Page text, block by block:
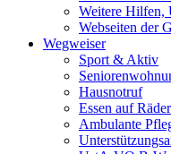
Weitere Hilfen,
Webseiten der
Wegweiser
Sport & Aktiv
Hausnotruf
Essen auf
Ambulante